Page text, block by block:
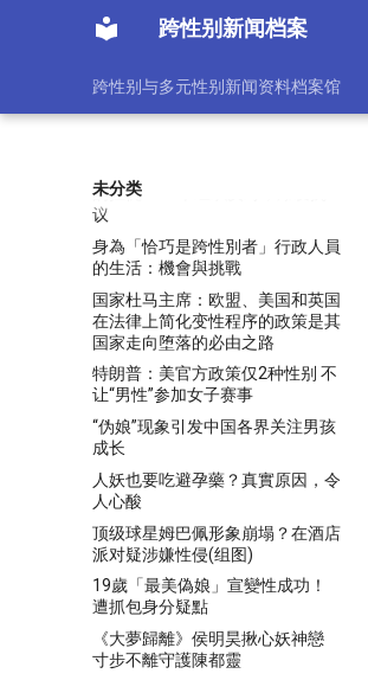
跨性别新闻档案
跨性别与多元性别新闻资料档案馆
未分类
本文由第三方AI基于财新文章
炼总结而成，可能与原文真实意图
存在偏差。不代表财新观点和立
场。推荐点击链接阅读原文细致比
的担忧！47个组织反对，爆发抗
议
身為「恰巧是跨性別者」行政人員
的生活：機會與挑戰
国家杜马主席：欧盟、美国和英国
在法律上简化变性程序的政策是其
国家走向堕落的必由之路
特朗普：美官方政策仅2种性别 不
让“男性”参加女子赛事
“伪娘”现象引发中国各界关注男孩
成长
人妖也要吃避孕藥？真實原因，令
人心酸
顶级球星姆巴佩形象崩塌？在酒店
派对疑涉嫌性侵(组图)
19歲「最美偽娘」宣變性成功！
遭抓包身分疑點
《大夢歸離》侯明昊揪心妖神戀
寸步不離守護陳都靈